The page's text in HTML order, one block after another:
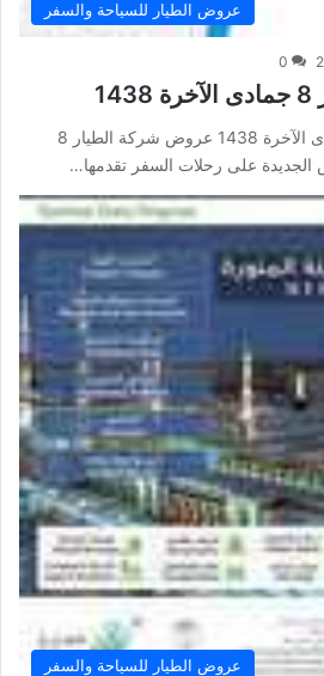
عروض الطيار للسياحة والسفر
0
عروض شركة الطيار 8 جمادى الآخرة 1438 عروض شركة الطيار 8
عروض الطيار للسياحة والسفر